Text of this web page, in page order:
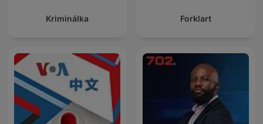
Kriminálka Forklart